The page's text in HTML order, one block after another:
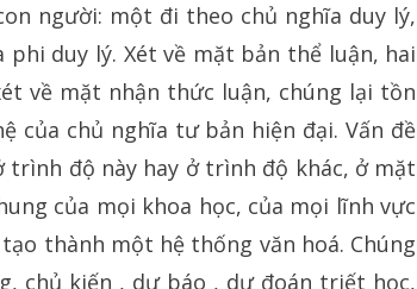
người: một đi theo chủ nghĩa duy lý,
duy lý. Xét về mặt bản thể luận, hai
về mặt nhận thức luận, chúng lại tồn
của chủ nghĩa tư bản hiện đại. Vấn đề
độ này hay ở trình độ khác, ở mặt
của mọi khoa học, của mọi lĩnh vực
thành một hệ thống văn hoá. Chúng
chủ kiến , dự báo , dự đoán triết học,